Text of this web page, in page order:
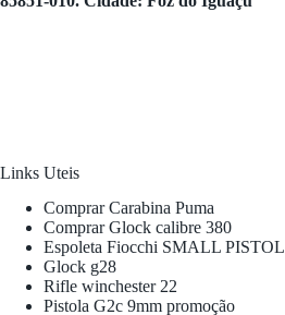
Links Uteis
Comprar Carabina Puma
Comprar Glock calibre 380
Espoleta Fiocchi SMALL PISTOL
Glock g28
Rifle winchester 22
Pistola G2c 9mm promoção